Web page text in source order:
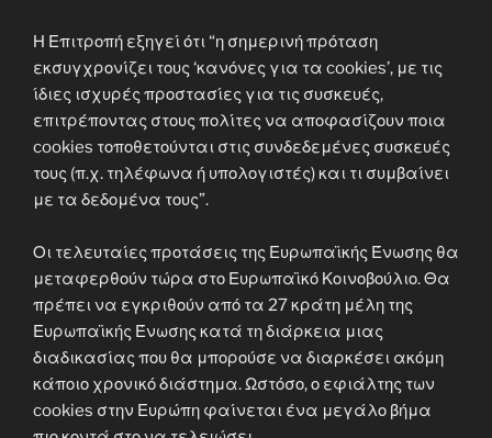
Η Επιτροπή εξηγεί ότι “η σημερινή πρόταση
εκσυγχρονίζει τους ‘κανόνες για τα cookies’, με τις
ίδιες ισχυρές προστασίες για τις συσκευές,
επιτρέποντας στους πολίτες να αποφασίζουν ποια
cookies τοποθετούνται στις συνδεδεμένες συσκευές
τους (π.χ. τηλέφωνα ή υπολογιστές) και τι συμβαίνει
με τα δεδομένα τους”.
Οι τελευταίες προτάσεις της Ευρωπαϊκής Ένωσης θα
μεταφερθούν τώρα στο Ευρωπαϊκό Κοινοβούλιο. Θα
πρέπει να εγκριθούν από τα 27 κράτη μέλη της
Ευρωπαϊκής Ένωσης κατά τη διάρκεια μιας
διαδικασίας που θα μπορούσε να διαρκέσει ακόμη
κάποιο χρονικό διάστημα. Ωστόσο, ο εφιάλτης των
cookies στην Ευρώπη φαίνεται ένα μεγάλο βήμα